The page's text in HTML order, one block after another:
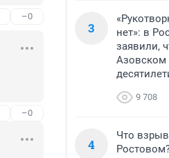
–0
–0
3
нет»: в
заявили,
Азовском
9 708
4
Что